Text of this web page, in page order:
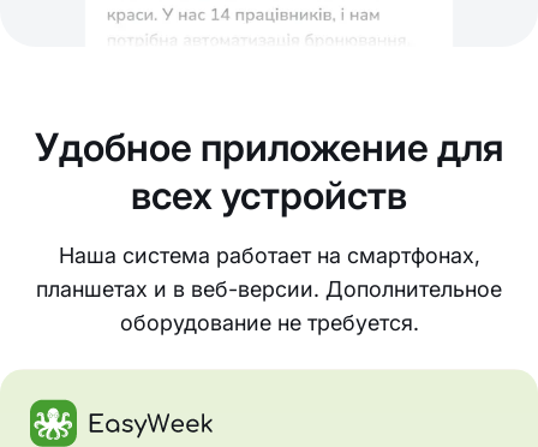
Удобное приложение для
всех устройств
Наша система работает на смартфонах,
планшетах и в веб-версии. Дополнительное
оборудование не требуется.